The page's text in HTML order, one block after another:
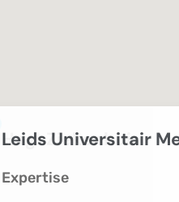
HagaZiekenhuis
Expertise